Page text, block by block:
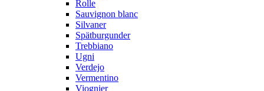
Rolle
Sauvignon blanc
Silvaner
Spätburgunder
Trebbiano
Ugni
Verdejo
Vermentino
Viognier